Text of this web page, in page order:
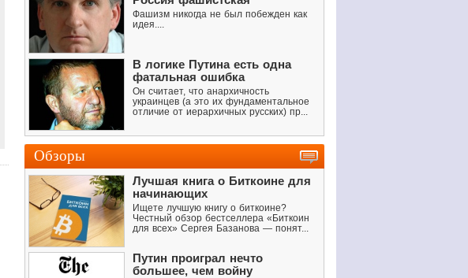
Фашизм никогда не был побежден как
идея....
В логике Путина есть одна
фатальная ошибка
Он считает, что анархичность
украинцев (а это их фундаментальное
отличие от иерархичных русских) пр...
Обзоры
Лучшая книга о Биткоине для
начинающих
Ищете лучшую книгу о биткоине?
Честный обзор бестселлера «Биткоин
для всех» Сергея Базанова — понят...
Путин проиграл нечто
большее, чем войну